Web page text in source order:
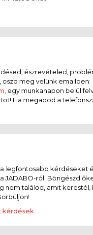
észrevételed,
oszd meg velünk emailben:
, egy munkanapon belül
Ha megadod a
legfontosabb kérdéseket
JADABO-ról. Böngészd
nem találod, amit kerestél,
kérdések